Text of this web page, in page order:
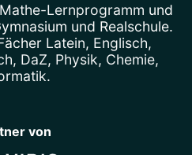
Mathe-Lernprogramm und
und Realschule.
Latein, Englisch,
, DaZ, Physik, Chemie,
.
von